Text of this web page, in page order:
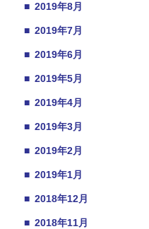
■ 2019年8月
■ 2019年7月
■ 2019年6月
■ 2019年5月
■ 2019年4月
■ 2019年3月
■ 2019年2月
■ 2019年1月
■ 2018年12月
■ 2018年11月